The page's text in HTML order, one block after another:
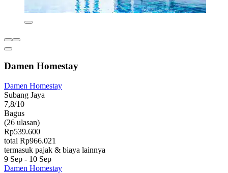
Damen Homestay
Damen Homestay
Subang Jaya
7,8/10
Bagus
(26 ulasan)
Rp539.600
total Rp966.021
termasuk pajak & biaya lainnya
9 Sep - 10 Sep
Damen Homestay